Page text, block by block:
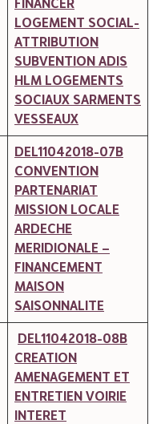
FINANCER
LOGEMENT SOCIAL-
ATTRIBUTION
SUBVENTION ADIS
HLM LOGEMENTS
SOCIAUX SARMENTS
VESSEAUX
DEL11042018-07B
CONVENTION
PARTENARIAT
MISSION LOCALE
ARDECHE
MERIDIONALE –
FINANCEMENT
MAISON
SAISONNALITE
DEL11042018-08B
CREATION
AMENAGEMENT ET
ENTRETIEN VOIRIE
INTERET